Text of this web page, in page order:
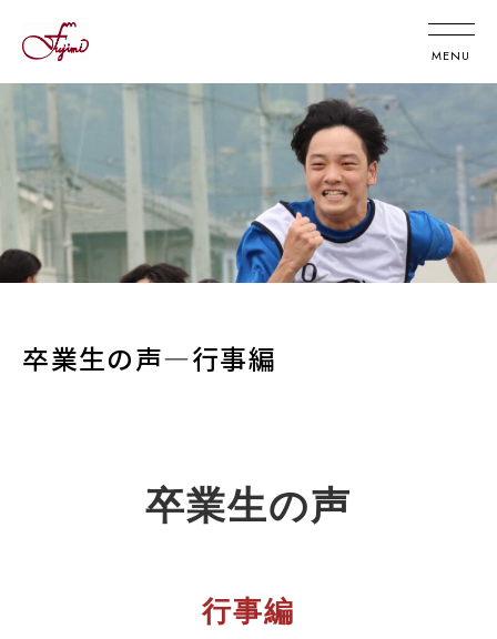
卒業生の声―行事編
卒業生の声
行事編